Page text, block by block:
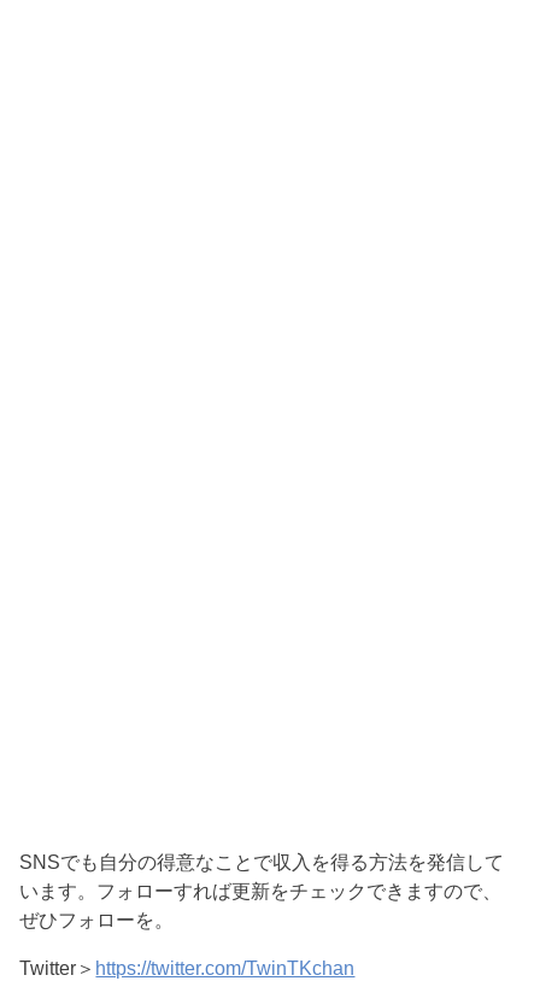
SNSでも自分の得意なことで収入を得る方法を発信して
います。フォローすれば更新をチェックできますので、
ぜひフォローを。
Twitter＞ https://twitter.com/TwinTKchan